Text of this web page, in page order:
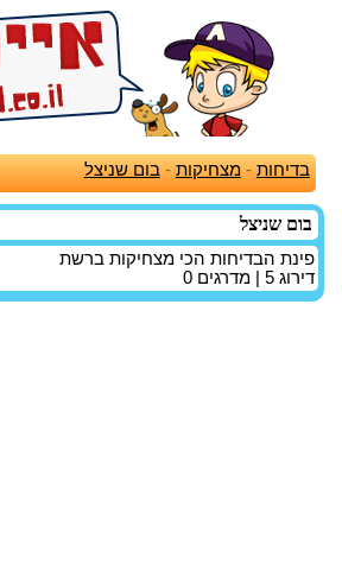
בדיחות -מצחיקות -בום שניצל
בום שניצל
פינת הבדיחות הכי מצחיקות ברשת
דירוג 5 | מדרגים 0